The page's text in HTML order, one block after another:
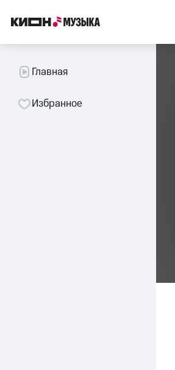
Главная
Избранное